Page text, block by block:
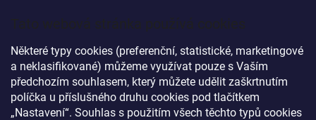
Tato webová stránka používá cookies
Některé typy cookies (preferenční, statistické, marketingové
a neklasifikované) můžeme využívat pouze s Vaším
předchozím souhlasem, který můžete udělit zaškrtnutím
políčka u příslušného druhu cookies pod tlačítkem
„Nastavení“. Souhlas s použitím všech těchto typů cookies
Ujde to
Nelíbí se mi
Počet hlasů:340